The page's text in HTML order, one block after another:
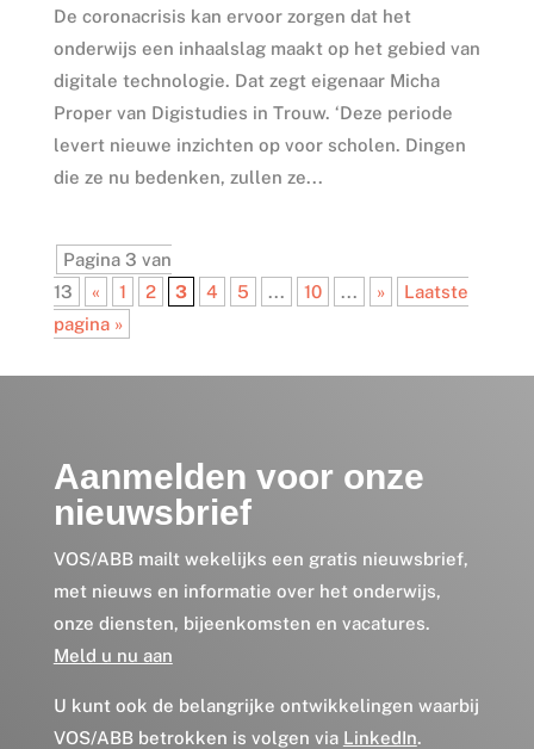
De coronacrisis kan ervoor zorgen dat het
onderwijs een inhaalslag maakt op het gebied van
digitale technologie. Dat zegt eigenaar Micha
Proper van Digistudies in Trouw. ‘Deze periode
levert nieuwe inzichten op voor scholen. Dingen
die ze nu bedenken, zullen ze...
Pagina 3 van
13
« 1 2 3 4 5 ... 10 ... »
Laatste
pagina »
Aanmelden voor onze
nieuwsbrief
VOS/ABB mailt wekelijks een gratis nieuwsbrief,
met nieuws en informatie over het onderwijs,
onze diensten, bijeenkomsten en vacatures.
Meld u nu aan
U kunt ook de belangrijke ontwikkelingen waarbij
VOS/ABB betrokken is volgen via LinkedIn.